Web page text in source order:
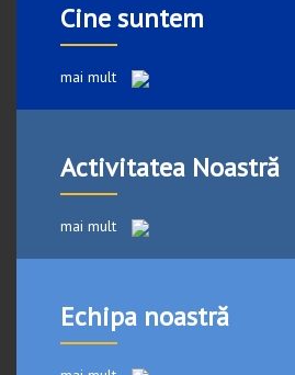
Cine suntem
mai mult
Activitatea Noastră
mai mult
Echipa noastră